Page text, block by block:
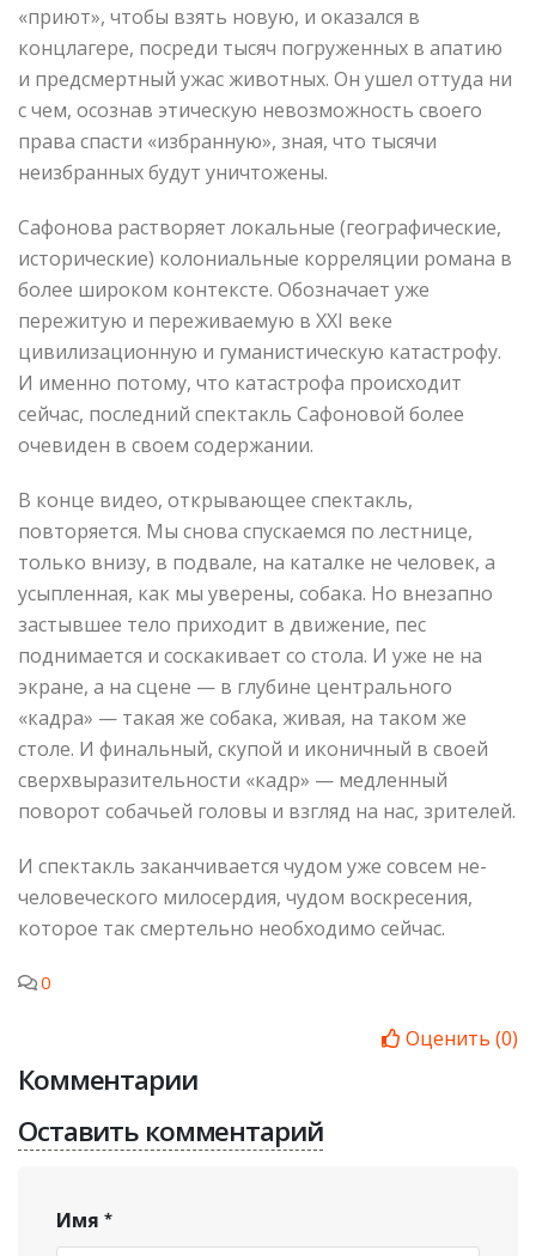
«приют», чтобы взять новую, и оказался в
концлагере, посреди тысяч погруженных в апатию
и предсмертный ужас животных. Он ушел оттуда ни
с чем, осознав этическую невозможность своего
права спасти «избранную», зная, что тысячи
неизбранных будут уничтожены.
Сафонова растворяет локальные (географические,
исторические) колониальные корреляции романа в
более широком контексте. Обозначает уже
пережитую и переживаемую в XXI веке
цивилизационную и гуманистическую катастрофу.
И именно потому, что катастрофа происходит
сейчас, последний спектакль Сафоновой более
очевиден в своем содержании.
В конце видео, открывающее спектакль,
повторяется. Мы снова спускаемся по лестнице,
только внизу, в подвале, на каталке не человек, а
усыпленная, как мы уверены, собака. Но внезапно
застывшее тело приходит в движение, пес
поднимается и соскакивает со стола. И уже не на
экране, а на сцене — в глубине центрального
«кадра» — такая же собака, живая, на таком же
столе. И финальный, скупой и иконичный в своей
сверхвыразительности «кадр» — медленный
поворот собачьей головы и взгляд на нас, зрителей.
И спектакль заканчивается чудом уже совсем не-
человеческого милосердия, чудом воскресения,
которое так смертельно необходимо сейчас.
0
Оценить (0)
Комментарии
Оставить комментарий
Имя